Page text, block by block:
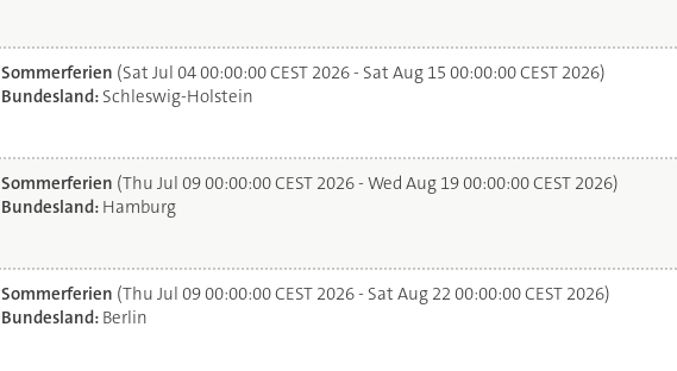
Sommerferien (Sat Jul 04 00:00:00 CEST 2026 - Sat Aug 15 00:00:00 CEST 2026)
Bundesland: Schleswig-Holstein
Sommerferien (Thu Jul 09 00:00:00 CEST 2026 - Wed Aug 19 00:00:00 CEST 2026)
Bundesland: Hamburg
Sommerferien (Thu Jul 09 00:00:00 CEST 2026 - Sat Aug 22 00:00:00 CEST 2026)
Bundesland: Berlin